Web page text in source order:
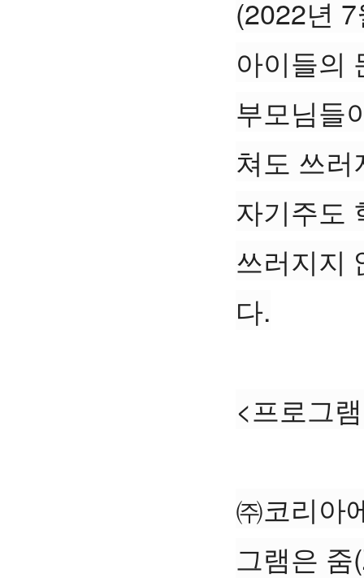
(2022년
아이들의
부모님들
쳐도 쓰
자기주도
쓰러지지
다.
<프로그
㈜코리아
그램은